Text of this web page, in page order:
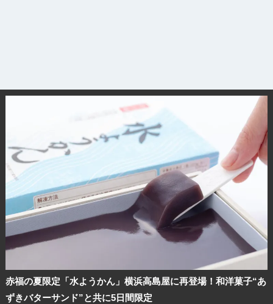
赤福の夏限定「水ようかん」横浜高島屋に再登場！和洋菓子“あ
ずきバターサンド”と共に5日間限定